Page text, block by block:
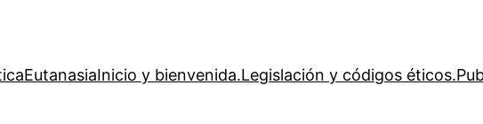
EutanasiaInicio y bienvenida.Legislación y códigos éticos.